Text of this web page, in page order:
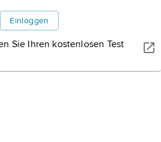
Einloggen
Sie Ihren kostenlosen Test